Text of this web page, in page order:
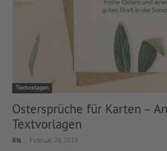
Textvorlagen
Ostersprüche für Karten –
Textvorlagen
Iris Februar 28, 2023